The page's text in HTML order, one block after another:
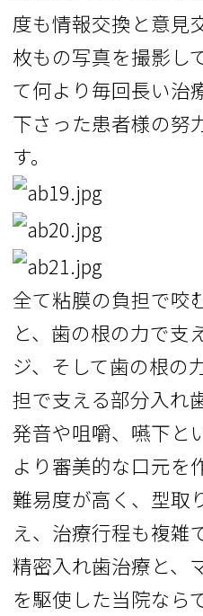
度も情報交換と意見
枚もの写真を撮影し
て何より毎回長い治
下さった患者様の努
す。
全て粘膜の負担で咬
と、歯の根の力で支
ジ、そして歯の根の
担で支える部分入れ
発音や咀嚼、嚥下と
より審美的な口元を
難易度が高く、型取
え、治療行程も複雑
精密入れ歯治療と、
を駆使した当院なら